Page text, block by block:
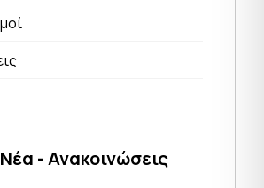
- Ανακοινώσεις